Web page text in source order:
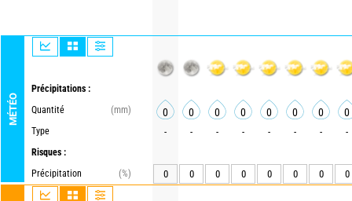
MÉTÉO
Précipitations :
Quantité
(mm)
Type
Risques :
Précipitation
(%)
0 0 0 0 0 0 0 0
- - - - - - - -
0 0 0 0 0 0 0 0